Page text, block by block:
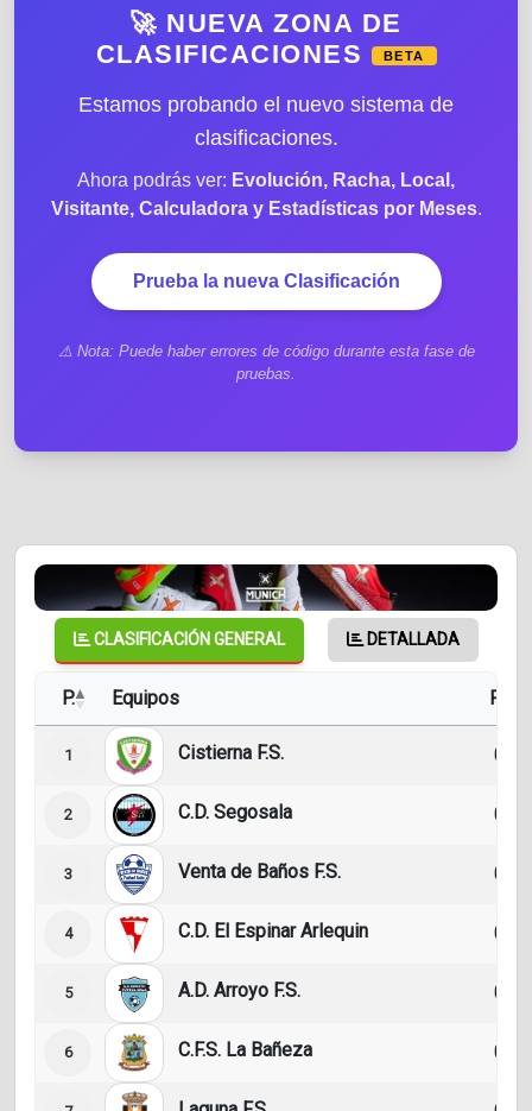
🚀 NUEVA ZONA DE
CLASIFICACIONES
BETA
Estamos probando el nuevo sistema de
clasificaciones.
Ahora podrás ver: Evolución, Racha, Local,
Visitante, Calculadora y Estadísticas por Meses.
Prueba la nueva Clasificación
⚠️ Nota: Puede haber errores de código durante esta fase de
pruebas.
CLASIFICACIÓN GENERAL DETALLADA
P. Equipos PJ
1 Cistierna F.S. 0
2 C.D. Segosala 0
3 Venta de Baños F.S. 0
4 C.D. El Espinar Arlequin 0
5 A.D. Arroyo F.S. 0
6 C.F.S. La Bañeza 0